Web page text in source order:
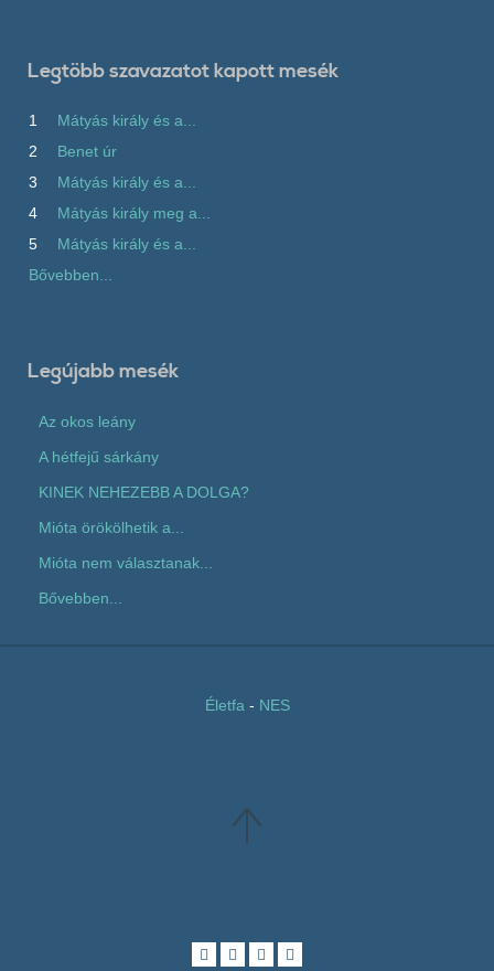
Legtöbb szavazatot kapott mesék
1
Mátyás király és a...
2
Benet úr
3
Mátyás király és a...
4
Mátyás király meg a...
5
Mátyás király és a...
Bővebben...
Legújabb mesék
Az okos leány
A hétfejű sárkány
KINEK NEHEZEBB A DOLGA?
Mióta örökölhetik a...
Mióta nem választanak...
Bővebben...
Életfa - NES